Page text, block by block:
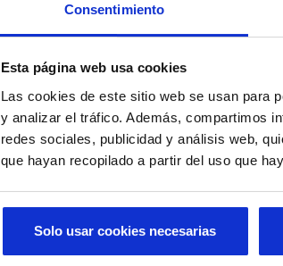
Consentimiento
Esta página web usa cookies
Las cookies de este sitio web se usan para
y analizar el tráfico. Además, compartimos
redes sociales, publicidad y análisis web,
que hayan recopilado a partir del uso que
Solo usar cookies necesarias